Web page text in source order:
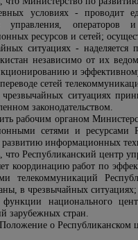
условиях - проводит
управления,
ресурсов и сетей;
ситуациях - наделяется
независимо от их
и
сетей
чрезвычайных ситуациях
законодательством.
рабочим органом
сетями и ресурсами
информационных
что Республиканский центр
координацию работ по
телекоммуникаций
в чрезвычайных ситуациях;
функции национального
зарубежных стран.
о Республиканском